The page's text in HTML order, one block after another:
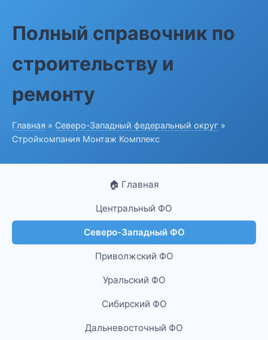
Полный справочник по
строительству и
ремонту
Главная » Северо-Западный федеральный округ »
Стройкомпания Монтаж Комплекс
🏠 Главная
Центральный ФО
Северо-Западный ФО
Приволжский ФО
Уральский ФО
Сибирский ФО
Дальневосточный ФО